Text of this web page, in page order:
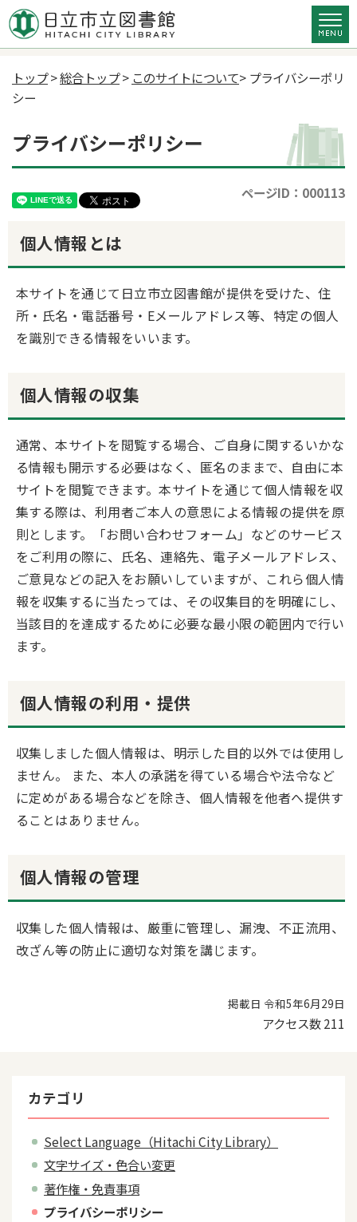
トップ>総合トップ> このサイトについて> プライバシーポリ
シー
プライバシーポリシー
ページID：000113
個人情報とは
本サイトを通じて日立市立図書館が提供を受けた、住
所・氏名・電話番号・Eメールアドレス等、特定の個人
を識別できる情報をいいます。
個人情報の収集
通常、本サイトを閲覧する場合、ご自身に関するいかな
る情報も開示する必要はなく、匿名のままで、自由に本
サイトを閲覧できます。本サイトを通じて個人情報を収
集する際は、利用者ご本人の意思による情報の提供を原
則とします。「お問い合わせフォーム」などのサービス
をご利用の際に、氏名、連絡先、電子メールアドレス、
ご意見などの記入をお願いしていますが、これら個人情
報を収集するに当たっては、その収集目的を明確にし、
当該目的を達成するために必要な最小限の範囲内で行い
ます。
個人情報の利用・提供
収集しました個人情報は、明示した目的以外では使用し
ません。 また、本人の承諾を得ている場合や法令など
に定めがある場合などを除き、個人情報を他者へ提供す
ることはありません。
個人情報の管理
収集した個人情報は、厳重に管理し、漏洩、不正流用、
改ざん等の防止に適切な対策を講じます。
掲載日 令和5年6月29日
アクセス数211
カテゴリ
Select Language（Hitachi City Library）
文字サイズ・色合い変更
著作権・免責事項
プライバシーポリシー